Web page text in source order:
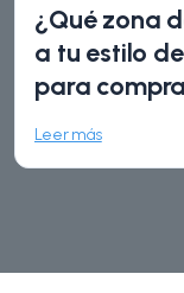
¿Qué zona
a tu estilo
para
Leer más